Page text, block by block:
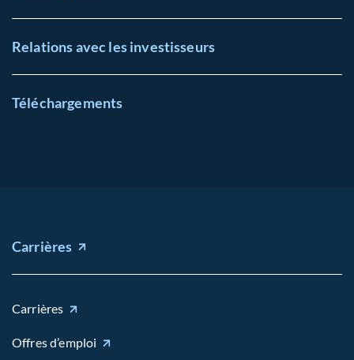
Relations avec les investisseurs
Téléchargements
Carrières
Carrières
Offres d’emploi